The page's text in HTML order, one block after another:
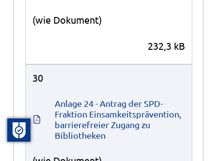
(wie Dokument)
232,3 kB
30
Anlage 24 - Antrag der SPD-
Fraktion Einsamkeitsprävention,
barrierefreier Zugang zu
Bibliotheken